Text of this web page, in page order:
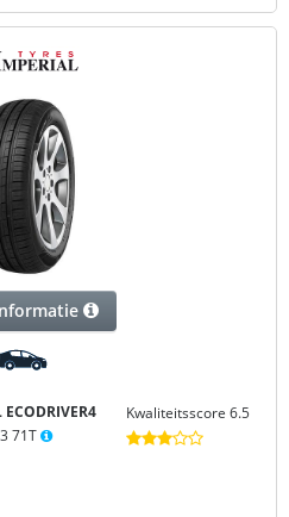
ECODRIVER4
71T
Kwaliteitsscore 6.5